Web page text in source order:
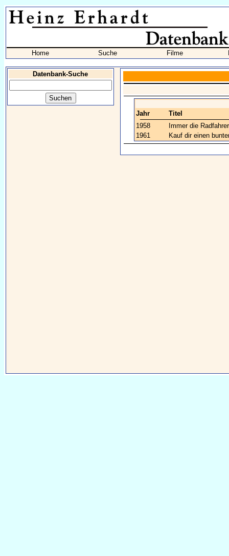
Home Suche Filme
Datenbank-Suche
Jahr
Titel
1958
Immer die Radfahrer
1961
Kauf dir einen